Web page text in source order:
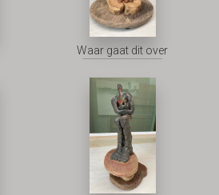
Waar gaat dit over